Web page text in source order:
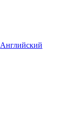
Английский